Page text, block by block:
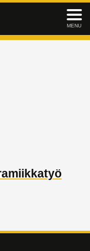
MENU